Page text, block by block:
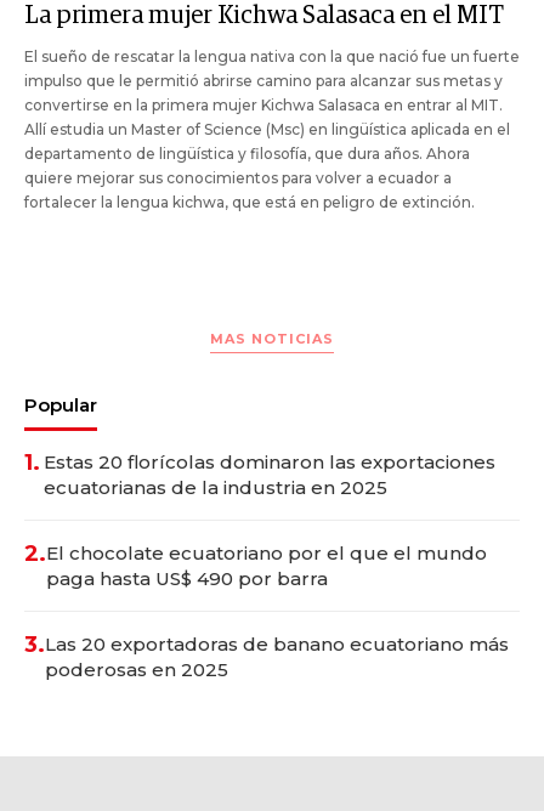
La primera mujer Kichwa Salasaca en el MIT
El sueño de rescatar la lengua nativa con la que nació fue un fuerte
impulso que le permitió abrirse camino para alcanzar sus metas y
convertirse en la primera mujer Kichwa Salasaca en entrar al MIT.
Allí estudia un Master of Science (Msc) en lingüística aplicada en el
departamento de lingüística y filosofía, que dura años. Ahora
quiere mejorar sus conocimientos para volver a ecuador a
fortalecer la lengua kichwa, que está en peligro de extinción.
MAS NOTICIAS
Popular
1. Estas 20 florícolas dominaron las exportaciones
ecuatorianas de la industria en 2025
2.El chocolate ecuatoriano por el que el mundo
paga hasta US$ 490 por barra
3.Las 20 exportadoras de banano ecuatoriano más
poderosas en 2025